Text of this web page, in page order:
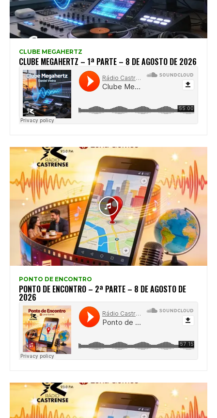
CLUBE MEGAHERTZ
CLUBE MEGAHERTZ – 1ª PARTE – 8 DE AGOSTO DE 2026
PONTO DE ENCONTRO
PONTO DE ENCONTRO – 2ª PARTE – 8 DE AGOSTO DE
2026